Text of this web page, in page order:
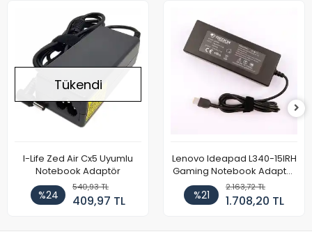
Tükendi
I-Life Zed Air Cx5 Uyumlu
Notebook Adaptör
%24
540,93 TL
409,97 TL
Lenovo Ideapad L340-15IRH
Gaming Notebook Adaptör
Cihazı Şarj Aleti (150W)
%21
2.163,72 TL
1.708,20 TL